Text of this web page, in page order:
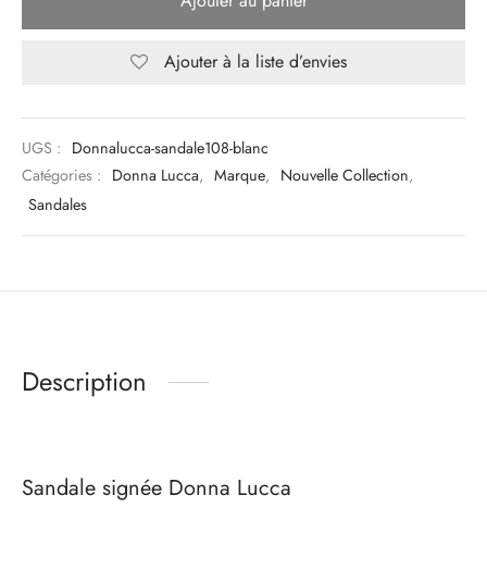
Ajouter à la liste d’envies
UGS : Donnalucca-sandale108-blanc
Catégories : Donna Lucca, Marque, Nouvelle Collection,
Sandales
Description
Sandale signée Donna Lucca